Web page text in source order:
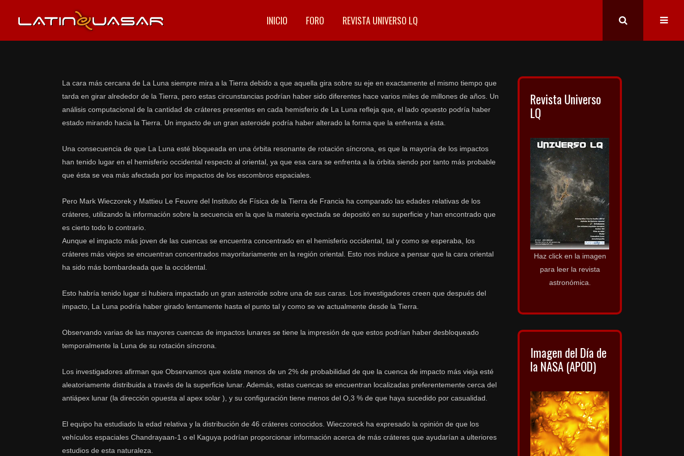
INICIO FORO REVISTA UNIVERSO LQ
La cara más cercana de La Luna siempre mira a la Tierra debido a que aquella gira sobre su eje en exactamente el mismo tiempo que
tarda en girar alrededor de la Tierra, pero estas circunstancias podrían haber sido diferentes hace varios miles de millones de años. Un
análisis computacional de la cantidad de cráteres presentes en cada hemisferio de La Luna refleja que, el lado opuesto podría haber
estado mirando hacia la Tierra. Un impacto de un gran asteroide podría haber alterado la forma que la enfrenta a ésta.
Una consecuencia de que La Luna esté bloqueada en una órbita resonante de rotación síncrona, es que la mayoría de los impactos
han tenido lugar en el hemisferio occidental respecto al oriental, ya que esa cara se enfrenta a la órbita siendo por tanto más probable
que ésta se vea más afectada por los impactos de los escombros espaciales.
Pero Mark Wieczorek y Mattieu Le Feuvre del Instituto de Física de la Tierra de Francia ha comparado las edades relativas de los
cráteres, utilizando la información sobre la secuencia en la que la materia eyectada se depositó en su superficie y han encontrado que
es cierto todo lo contrario.
Aunque el impacto más joven de las cuencas se encuentra concentrado en el hemisferio occidental, tal y como se esperaba, los
cráteres más viejos se encuentran concentrados mayoritariamente en la región oriental. Esto nos induce a pensar que la cara oriental
ha sido más bombardeada que la occidental.
Esto habría tenido lugar si hubiera impactado un gran asteroide sobre una de sus caras. Los investigadores creen que después del
impacto, La Luna podría haber girado lentamente hasta el punto tal y como se ve actualmente desde la Tierra.
Observando varias de las mayores cuencas de impactos lunares se tiene la impresión de que estos podrían haber desbloqueado
temporalmente la Luna de su rotación síncrona.
Los investigadores afirman que Observamos que existe menos de un 2% de probabilidad de que la cuenca de impacto más vieja esté
aleatoriamente distribuida a través de la superficie lunar. Además, estas cuencas se encuentran localizadas preferentemente cerca del
antiápex lunar (la dirección opuesta al apex solar ), y su configuración tiene menos del O,3 % de que haya sucedido por casualidad.
El equipo ha estudiado la edad relativa y la distribución de 46 cráteres conocidos. Wieczoreck ha expresado la opinión de que los
vehículos espaciales Chandrayaan-1 o el Kaguya podrían proporcionar información acerca de más cráteres que ayudarían a ulteriores
estudios de esta naturaleza.
Revista Universo
LQ
Haz click en la imagen
para leer la revista
astronómica.
Imagen del Día de
la NASA (APOD)